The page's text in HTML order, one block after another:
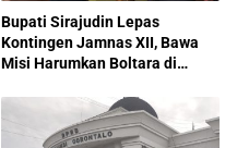
Bupati Sirajudin Lepas
Kontingen Jamnas XII, Bawa
Misi Harumkan Boltara di